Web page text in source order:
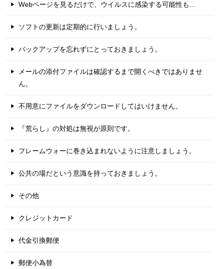
Webページを見るだけで、ウイルスに感染する可能性も…
ソフトの更新は定期的に行いましょう。
バックアップを忘れずにとっておきましょう。
メールの添付ファイルは確認するまで開くべきではありませ
ん。
不用意にファイルをダウンロードしてはいけません。
『荒らし』の対処は無視が原則です。
フレームウォーに巻き込まれないように注意しましょう。
公共の場だという意識を持っておきましょう。
その他
クレジットカード
代金引換郵便
郵便小為替